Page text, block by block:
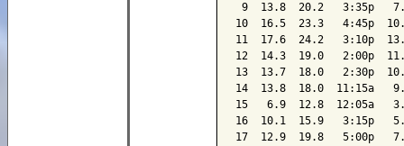
9  13.8  20.2   3:35p
10  16.5  23.3   4:45p
11  17.6  24.2   3:10p
12  14.3  19.0   2:00p
13  13.7  18.0   2:30p
14  13.8  18.0  11:15a
15   6.9  12.8  12:05a
16  10.1  15.9   3:15p
17  12.9  19.8   5:00p